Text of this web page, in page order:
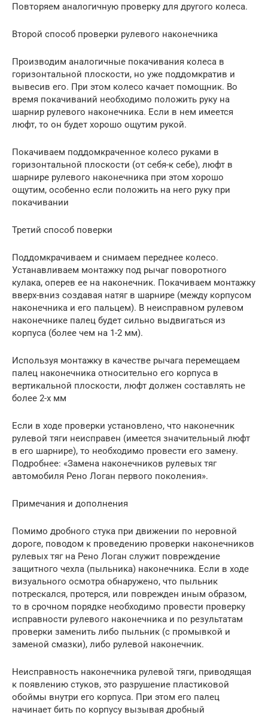
Повторяем аналогичную проверку для другого колеса.
Второй способ проверки рулевого наконечника
Производим аналогичные покачивания колеса в
горизонтальной плоскости, но уже поддомкратив и
вывесив его. При этом колесо качает помощник. Во
время покачиваний необходимо положить руку на
шарнир рулевого наконечника. Если в нем имеется
люфт, то он будет хорошо ощутим рукой.
Покачиваем поддомкраченное колесо руками в
горизонтальной плоскости (от себя-к себе), люфт в
шарнире рулевого наконечника при этом хорошо
ощутим, особенно если положить на него руку при
покачивании
Третий способ поверки
Поддомкрачиваем и снимаем переднее колесо.
Устанавливаем монтажку под рычаг поворотного
кулака, оперев ее на наконечник. Покачиваем монтажку
вверх-вниз создавая натяг в шарнире (между корпусом
наконечника и его пальцем). В неисправном рулевом
наконечнике палец будет сильно выдвигаться из
корпуса (более чем на 1-2 мм).
Используя монтажку в качестве рычага перемещаем
палец наконечника относительно его корпуса в
вертикальной плоскости, люфт должен составлять не
более 2-х мм
Если в ходе проверки установлено, что наконечник
рулевой тяги неисправен (имеется значительный люфт
в его шарнире), то необходимо провести его замену.
Подробнее: «Замена наконечников рулевых тяг
автомобиля Рено Логан первого поколения».
Примечания и дополнения
Помимо дробного стука при движении по неровной
дороге, поводом к проведению проверки наконечников
рулевых тяг на Рено Логан служит повреждение
защитного чехла (пыльника) наконечника. Если в ходе
визуального осмотра обнаружено, что пыльник
потрескался, протерся, или поврежден иным образом,
то в срочном порядке необходимо провести проверку
исправности рулевого наконечника и по результатам
проверки заменить либо пыльник (с промывкой и
заменой смазки), либо рулевой наконечник.
Неисправность наконечника рулевой тяги, приводящая
к появлению стуков, это разрушение пластиковой
обоймы внутри его корпуса. При этом его палец
начинает бить по корпусу вызывая дробный